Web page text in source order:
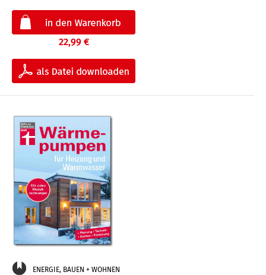
22,99 €
ENERGIE, BAUEN + WOHNEN